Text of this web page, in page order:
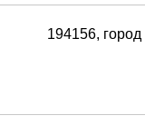
194156,